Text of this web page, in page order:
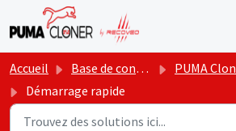
Passer au contenu principal
Accueil Base de connaissances
PUMA
Démarrage rapide